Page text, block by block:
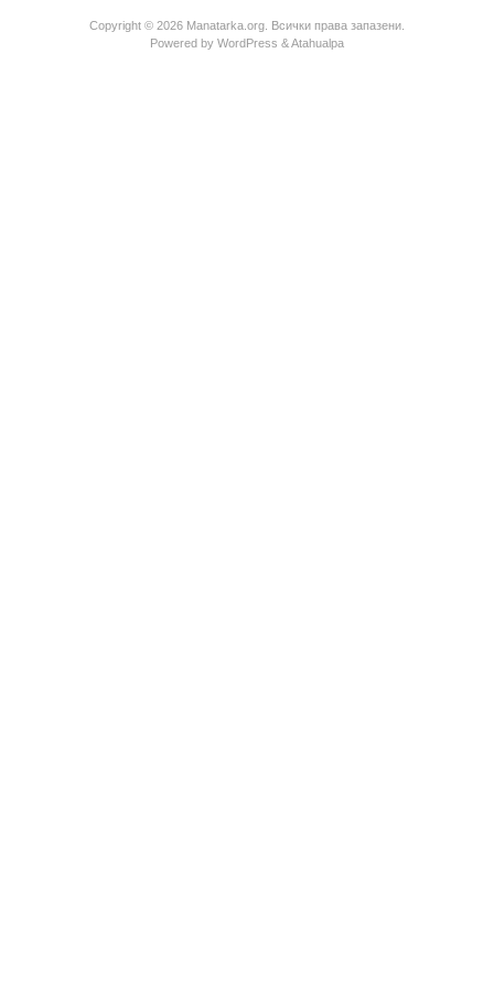
Copyright © 2026 Manatarka.org. Всички права запазени.
Powered by WordPress &Atahualpa